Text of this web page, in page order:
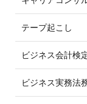
テープ起こし
ビジネス会計検
ビジネス実務法